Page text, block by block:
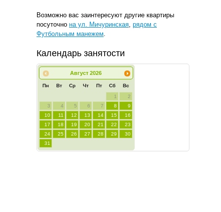
Возможно вас заинтересуют другие квартиры
посуточно на ул. Мичуринская, рядом с
Футбольным манежем.
Календарь занятости
Август 2026
Пн Вт Ср Чт Пт Сб Вс
1
2
3
4 5 6 7 8
9
10
11 12 13 14 15
16
17
18 19 20 21 22
23
24
25 26 27 28 29
30
31